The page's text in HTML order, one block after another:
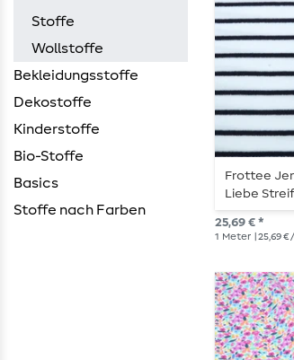
Stoffe
Wollstoffe
Bekleidungsstoffe
Dekostoffe
Kinderstoffe
Bio-Stoffe
Basics
Stoffe nach Farben
Frottee
Liebe
25,69 € *
1 Meter | 25,69